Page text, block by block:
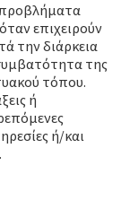
προβλήματα
επιχειρούν
την διάρκεια
της
τόπου.
ή
ή/και